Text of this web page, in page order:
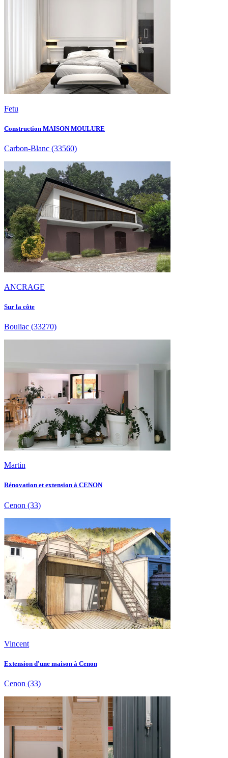
Fetu
Construction MAISON MOULURE
Carbon-Blanc (33560)
ANCRAGE
Sur la côte
Bouliac (33270)
Martin
Rénovation et extension à CENON
Cenon (33)
Vincent
Extension d'une maison à Cenon
Cenon (33)